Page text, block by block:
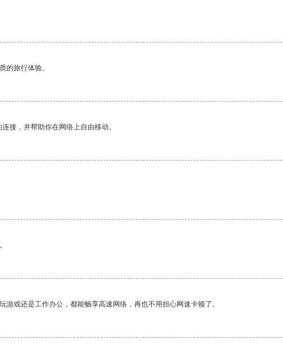
的旅行体验。
接，并帮助你在网络上自由移动。
戏还是工作办公，都能畅享高速网络，再也不用担心网速卡顿了。